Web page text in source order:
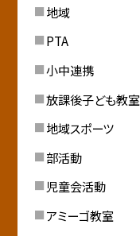
地域
PTA
小中連携
放課後子ども教室
地域スポーツ
部活動
児童会活動
アミーゴ教室